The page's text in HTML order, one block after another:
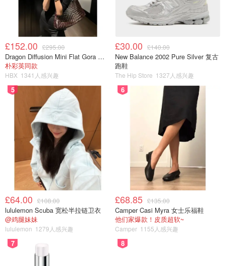
£152.00 £295.00
Dragon Diffusion Mini Flat Gora 深棕色手提包
朴彩英同款
HBX 1341人感兴趣
£30.00 £140.00
New Balance 2002 Pure Silver 复古
跑鞋
The Hip Store 1327人感兴趣
5
£64.00 £108.00
lululemon Scuba 宽松半拉链卫衣
@鸡腿妹妹
lululemon 1279人感兴趣
6
£68.85 £135.00
Camper Casi Myra 女士乐福鞋
他们家爆款！皮质超软~
Camper 1155人感兴趣
7 8